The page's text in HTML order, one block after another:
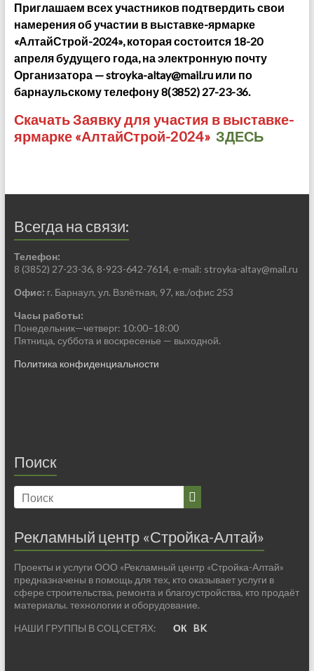
Приглашаем всех участников подтвердить свои
намерения об участии в выставке-ярмарке
«АлтайСтрой-2024», которая состоится 18-20
апреля будущего года, на электронную почту
Организатора —stroyka-altay@mail.ruили по
барнаульскому телефону 8(3852) 27-23-36.
Скачать Заявку для участия в выставке-
ярмарке «АлтайСтрой-2024» ЗДЕСЬ
Всегда на связи:
Телефон:
8 (3852) 27-23-36, 8-923-642-7614, e-mail: stroyka-altay@mail.ru
Офис: г. Барнаул, ул. Взлётная, 97, кв./офис 253
Часы работы:
Понедельник—четверг: 10:00–18:00
Пятница, суббота и воскресенье — выходной.
Политика конфиденциальности
Поиск
Рекламный центр «Стройка-Алтай»
Проекты и услуги ООО «Рекламный центр «Стройка-Алтай»
предназначены в помощь для тех, кто оказывает услуги в
сфере строительства, ремонта и благоустройства, кто продаёт
материалы. технологии и оборудование.
НАШИ ГРУППЫ В СОЦ.СЕТЯХ: ОК BK